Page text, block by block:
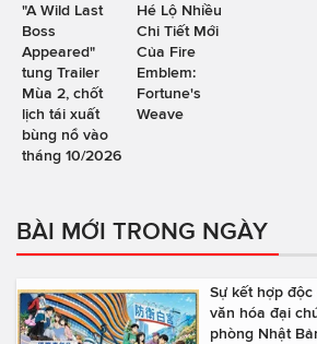
"A Wild Last
Boss
Appeared"
tung Trailer
Mùa 2, chốt
lịch tái xuất
bùng nổ vào
tháng 10/2026
Hé Lộ Nhiều
Chi Tiết Mới
Của Fire
Emblem:
Fortune's
Weave
BÀI MỚI TRONG NGÀY
Sự kết hợp
văn hóa đại
phòng Nhật